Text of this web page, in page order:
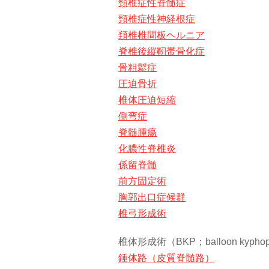
頸椎症性脊髄症
頸椎症性神経根症
頚椎椎間板ヘルニア
脊椎後縦靭帯骨化症
骨粗鬆症
圧迫骨折
椎体圧迫短縮
側弯症
脊髄腫瘍
化膿性脊椎炎
係留脊髄
前方固定術
胸郭出口症候群
椎弓形成術
椎体形成術（BKP；balloon
錘体路（皮質脊髄路）